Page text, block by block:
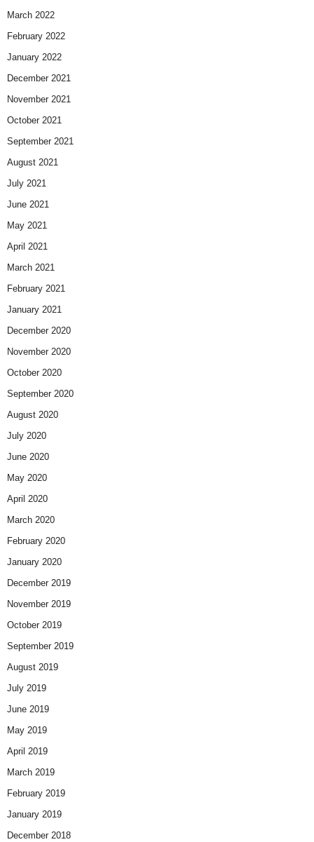
March 2022
February 2022
January 2022
December 2021
November 2021
October 2021
September 2021
August 2021
July 2021
June 2021
May 2021
April 2021
March 2021
February 2021
January 2021
December 2020
November 2020
October 2020
September 2020
August 2020
July 2020
June 2020
May 2020
April 2020
March 2020
February 2020
January 2020
December 2019
November 2019
October 2019
September 2019
August 2019
July 2019
June 2019
May 2019
April 2019
March 2019
February 2019
January 2019
December 2018